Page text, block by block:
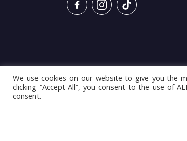
We use cookies on our website to give you the
clicking “Accept All”, you consent to the use of
consent.